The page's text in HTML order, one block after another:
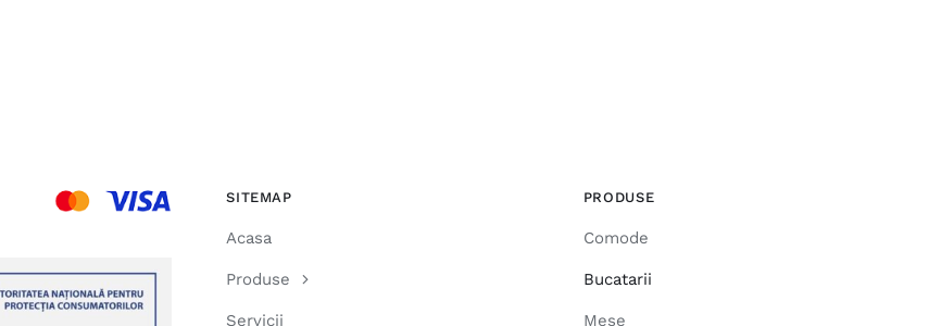
SITEMAP
Acasa
Produse
Servicii
PRODUSE
Comode
Bucatarii
Mese